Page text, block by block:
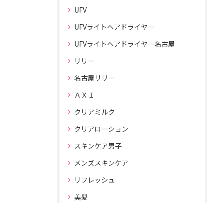
UFV
UFVライトヘアドライヤー
UFVライトヘアドライヤー名古屋
リリー
名古屋リリー
ＡＸＩ
クリアミルク
クリアローション
スキンケア男子
メンズスキンケア
リフレッシュ
美髪